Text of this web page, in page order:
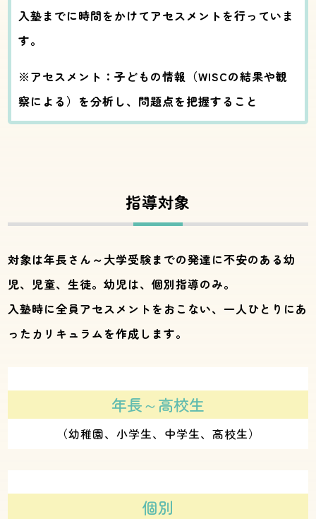
入塾までに時間をかけてアセスメントを行っていま
す。
※アセスメント：子どもの情報（WISCの結果や観
察による）を分析し、問題点を把握すること
指導対象
対象は年長さん～大学受験までの発達に不安のある幼
児、児童、生徒。幼児は、個別指導のみ。
入塾時に全員アセスメントをおこない、一人ひとりにあ
ったカリキュラムを作成します。
年長～高校生
（幼稚園、小学生、中学生、高校生）
個別